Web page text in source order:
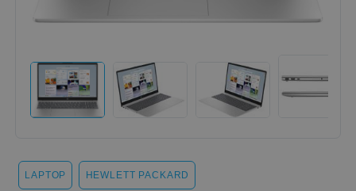
LAPTOP HEWLETT PACKARD